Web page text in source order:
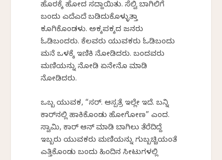
ಹೊರಕ್ಕೆ ಹೋದ ಸದ್ದಾಯಿತು. ಸೆಲ್ವಿ ಬಾಗಿಲಿಗೆ
ಬಂದು ಎದೆಎದೆ ಬಡಿದುಕೊಳ್ಳುತ್ತಾ
ಕೂಗಿಕೊಂಡಳು. ಅಕ್ಕಪಕ್ಕದ ಜನರು
ಓಡಿಬಂದರು. ಕೆಲವರು ಯುವಕರು ಓಡಿಬಂದು
ಮನೆ ಒಳಕ್ಕೆ ಇಣಿಕಿ ನೋಡಿದರು. ಬಂದವರು
ಮಣಿಯನ್ನು ನೋಡಿ ಏನೇನೊ ಮಾಡಿ
ನೋಡಿದರು.
ಒಬ್ಬ ಯುವಕ, “ಸರ್. ಆಸ್ಪತ್ರೆ ಇಲ್ಲೇ ಇದೆ. ಬನ್ನಿ
ಕಾರ್‌ನಲ್ಲಿ ಹಾಕಿಕೊಂಡು ಹೋಗೋಣ” ಎಂದ.
ಸ್ವಾಮಿ, ಕಾರ್ ಆನ್ ಮಾಡಿ ಬಾಗಿಲು ತೆರೆದಿದ್ದೆ
ಇಬ್ಬರು ಯುವಕರು ಮಣಿಯನ್ನು ಗುಬ್ಬಚ್ಚಿಯಂತೆ
ಎತ್ತಿಕೊಂಡು ಬಂದು ಹಿಂದಿನ ಸೀಟುಗಳಲ್ಲಿ